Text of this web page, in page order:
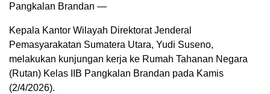
Pangkalan Brandan —
Kepala Kantor Wilayah Direktorat Jenderal
Pemasyarakatan Sumatera Utara, Yudi Suseno,
melakukan kunjungan kerja ke Rumah Tahanan Negara
(Rutan) Kelas IIB Pangkalan Brandan pada Kamis
(2/4/2026).